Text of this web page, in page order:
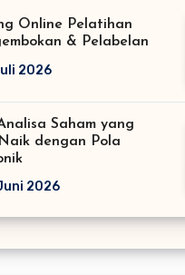
Online Pelatihan
& Pelabelan
2026
Saham yang
dengan Pola
2026